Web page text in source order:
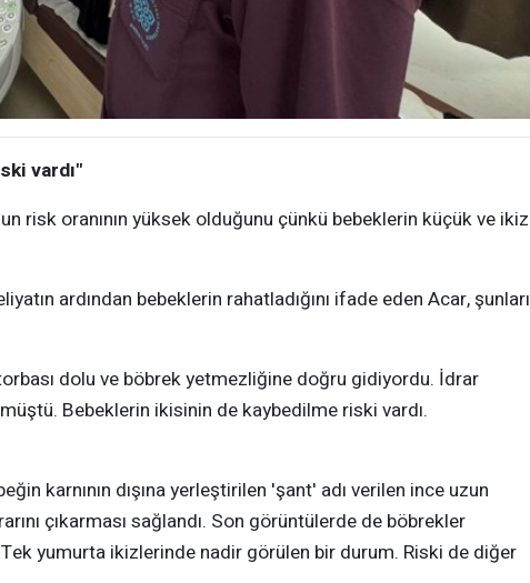
vardı"
risk oranının yüksek olduğunu çünkü bebeklerin küçük ve ikiz
ardından bebeklerin rahatladığını ifade eden Acar, şunları
dolu ve böbrek yetmezliğine doğru gidiyordu. İdrar
Bebeklerin ikisinin de kaybedilme riski vardı.
karnının dışına yerleştirilen 'şant' adı verilen ince uzun
çıkarması sağlandı. Son görüntülerde de böbrekler
yumurta ikizlerinde nadir görülen bir durum. Riski de diğer